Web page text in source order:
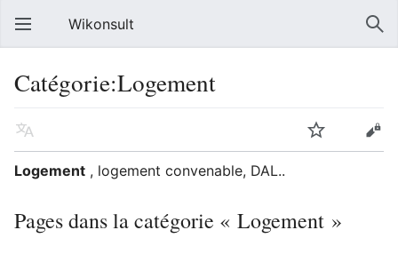
Wikonsult
Catégorie:Logement
Logement , logement convenable, DAL..
Pages dans la catégorie « Logement »